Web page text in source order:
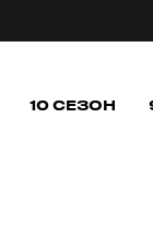
10 СЕЗОН